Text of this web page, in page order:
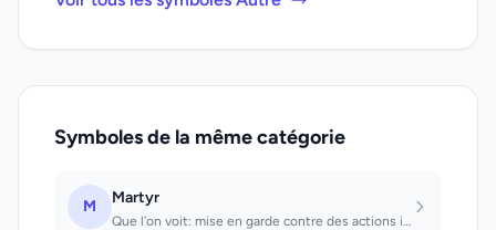
Symboles de la même catégorie
M Martyr
Que l'on voit: mise en garde contre des actions irréfléchies. Que l'on est: on a...